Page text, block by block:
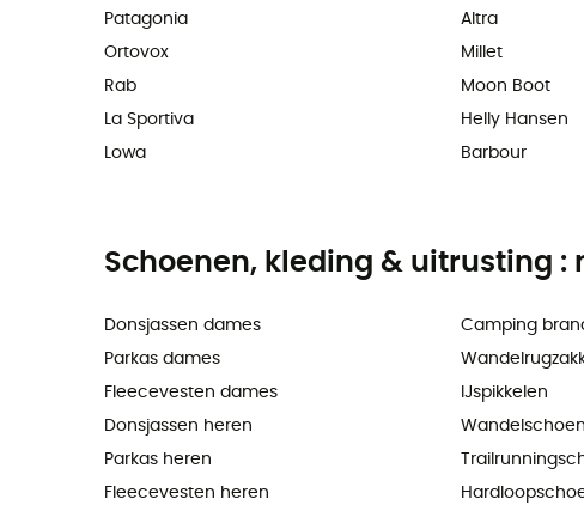
Patagonia
Ortovox
Rab
La Sportiva
Lowa
Altra
Millet
Moon Boot
Helly Hansen
Barbour
Schoenen, kleding & uitrusting :
Donsjassen dames
Parkas dames
Fleecevesten dames
Donsjassen heren
Parkas heren
Fleecevesten heren
Camping
IJspikkelen